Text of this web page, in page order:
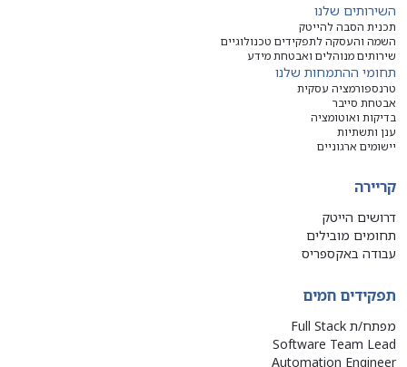
השירותים שלנו
תכנית הסבה להייטק
השמה והעסקה לתפקידים טכנולוגיים
שירותים מנוהלים ואבטחת מידע
תחומי ההתמחות שלנו
טרנספורמציה עסקית
אבטחת סייבר
בדיקות ואוטומציה
ענן ותשתיות
יישומים ארגוניים
קריירה
דרושים הייטק
תחומים מובילים
עבודה באקספריס
תפקידים חמים
מפתח/ת Full Stack
Software Team Lead
Automation Engineer